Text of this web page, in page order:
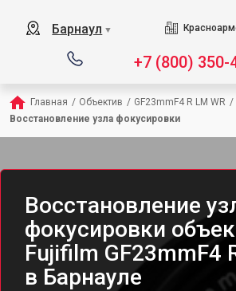
Барнаул ▼
+7 (800) 350-
Главная / Объектив / GF23mmF4 R LM WR /
Восстановление узла фокусировки
Восстановление
фокусировки
Fujifilm GF23mmF4
в Барнауле